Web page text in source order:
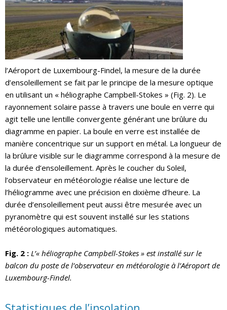
l’Aéroport de Luxembourg-Findel, la mesure de la durée
d’ensoleillement se fait par le principe de la mesure optique
en utilisant un « héliographe Campbell-Stokes » (Fig. 2). Le
rayonnement solaire passe à travers une boule en verre qui
agit telle une lentille convergente générant une brûlure du
diagramme en papier. La boule en verre est installée de
manière concentrique sur un support en métal. La longueur de
la brûlure visible sur le diagramme correspond à la mesure de
la durée d’ensoleillement. Après le coucher du Soleil,
l’observateur en météorologie réalise une lecture de
l’héliogramme avec une précision en dixième d’heure. La
durée d’ensoleillement peut aussi être mesurée avec un
pyranomètre qui est souvent installé sur les stations
météorologiques automatiques.
Fig. 2 : L’« héliographe Campbell-Stokes » est installé sur le
balcon du poste de l’observateur en météorologie à l’Aéroport de
Luxembourg-Findel.